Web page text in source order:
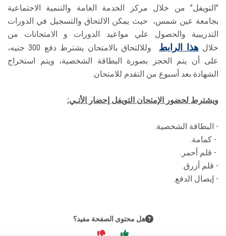
الإعلام
تواصل معنا
"التويفل" من خلال مركز الخدمة العامة والتنمية الاجتماعية
بجامعة عين شمس، حيث يمكن الالتحاق والتسجيل في الدورات
التدريبية والحصول علي مواعيد الدورات و الامتحانات من
خلالهذا الرابط
وللالتحاق بالامتحان يشترط دفع 300 جنيه،
على أن يتم الحجز بصورة البطاقة الشخصية، ويتم استخراج
الشهادة بعد أسبوع من التقدم للامتحان.
ويشترط لحضور الإمتحان التويفل إحضار الأتـي:
- البطاقة الشخصية.
- كمامة.
- قلم أحمر.
- قلم أزرق.
- إيصال الدفع.
هل محتوى الصفحة مفيد؟